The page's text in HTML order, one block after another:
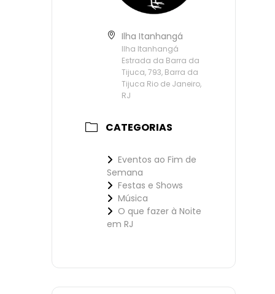
Ilha Itanhangá
Ilha Itanhangá
Estrada da Barra da
Tijuca, 793, Barra da
Tijuca Rio de Janeiro,
RJ
CATEGORIAS
Eventos ao Fim de
Semana
Festas e Shows
Música
O que fazer à Noite
em RJ